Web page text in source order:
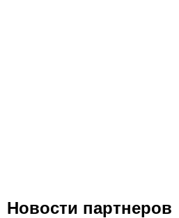
Новости партнеров